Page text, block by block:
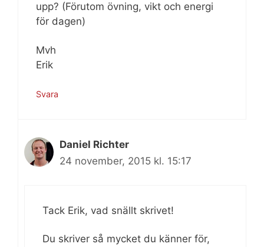
upp? (Förutom övning, vikt och energi
för dagen)
Mvh
Erik
Svara
Daniel Richter
24 november, 2015 kl. 15:17
Tack Erik, vad snällt skrivet!
Du skriver så mycket du känner för,